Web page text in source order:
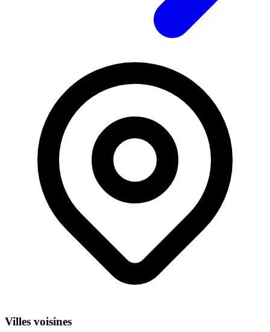
Villes voisines